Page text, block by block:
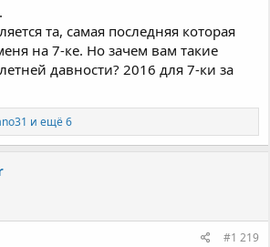
та, самая последняя которая
на 7-ке. Но зачем вам такие
давности? 2016 для 7-ки за
и ещё 6
#1 219